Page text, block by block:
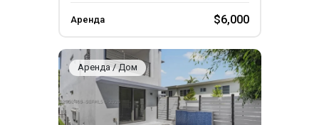
Аренда $6,000
Аренда / Дом